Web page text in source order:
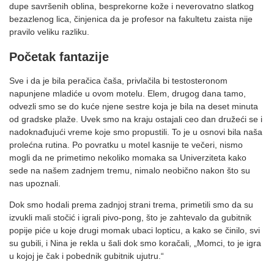
dupe savršenih oblina, besprekorne kože i neverovatno slatkog
bezazlenog lica, činjenica da je profesor na fakultetu zaista nije
pravilo veliku razliku.
Početak fantazije
Sve i da je bila peračica čaša, privlačila bi testosteronom
napunjene mladiće u ovom motelu. Elem, drugog dana tamo,
odvezli smo se do kuće njene sestre koja je bila na deset minuta
od gradske plaže. Uvek smo na kraju ostajali ceo dan družeći se i
nadoknađujući vreme koje smo propustili. To je u osnovi bila naša
prolećna rutina. Po povratku u motel kasnije te večeri, nismo
mogli da ne primetimo nekoliko momaka sa Univerziteta kako
sede na našem zadnjem tremu, nimalo neobično nakon što su
nas upoznali.
Dok smo hodali prema zadnjoj strani trema, primetili smo da su
izvukli mali stočić i igrali pivo-pong, što je zahtevalo da gubitnik
popije piće u koje drugi momak ubaci lopticu, a kako se činilo, svi
su gubili, i Nina je rekla u šali dok smo koračali, „Momci, to je igra
u kojoj je čak i pobednik gubitnik ujutru.“